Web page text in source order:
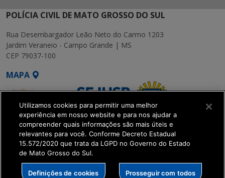
POLÍCIA CIVIL DE MATO GROSSO DO SUL
Rua Desembargador Leão Neto do Carmo 1203
Jardim Veraneio - Campo Grande | MS
CEP 79037-100
MAPA
SETDIG | Secretaria-
Executiva de
Transformação Digital
Utilizamos cookies para permitir uma melhor
experiência em nosso website e para nos ajudar a
compreender quais informações são mais úteis e
relevantes para você. Conforme Decreto Estadual
15.572/2020 que trata da LGPD no Governo do Estado
de Mato Grosso do Sul.
Definições de cookies Prosseguir com todos